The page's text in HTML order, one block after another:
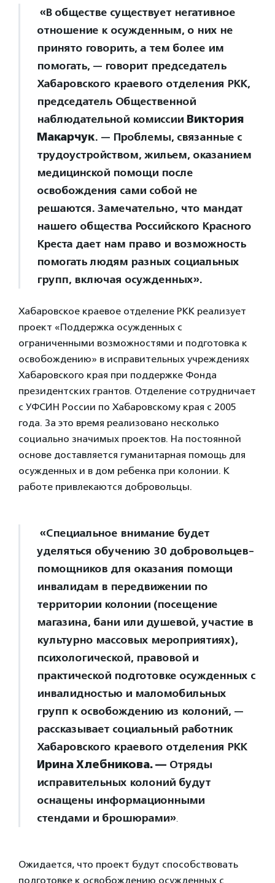
«В обществе существует негативное
отношение к осужденным, о них не
принято говорить, а тем более им
помогать, — говорит председатель
Хабаровского краевого отделения РКК,
председатель Общественной
наблюдательной комиссии Виктория
Макарчук. — Проблемы, связанные с
трудоустройством, жильем, оказанием
медицинской помощи после
освобождения сами собой не
решаются. Замечательно, что мандат
нашего общества Российского Красного
Креста дает нам право и возможность
помогать людям разных социальных
групп, включая осужденных».
Хабаровское краевое отделение РКК реализует
проект «Поддержка осужденных с
ограниченными возможностями и подготовка к
освобождению» в исправительных учреждениях
Хабаровского края при поддержке Фонда
президентских грантов. Отделение сотрудничает
с УФСИН России по Хабаровскому края с 2005
года. За это время реализовано несколько
социально значимых проектов. На постоянной
основе доставляется гуманитарная помощь для
осужденных и в дом ребенка при колонии. К
работе привлекаются добровольцы.
«Специальное внимание будет
уделяться обучению 30 добровольцев-
помощников для оказания помощи
инвалидам в передвижении по
территории колонии (посещение
магазина, бани или душевой, участие в
культурно массовых мероприятиях),
психологической, правовой и
практической подготовке осужденных с
инвалидностью и маломобильных
групп к освобождению из колоний, —
рассказывает социальный работник
Хабаровского краевого отделения РКК
Ирина Хлебникова. — Отряды
исправительных колоний будут
оснащены информационными
стендами и брошюрами».
Ожидается, что проект будут способствовать
подготовке к освобождению осужденных с